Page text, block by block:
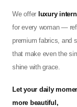
We offer luxury
for every woman —
premium fabrics, and
that make even the
shine with grace.
Let your daily
more beautiful,